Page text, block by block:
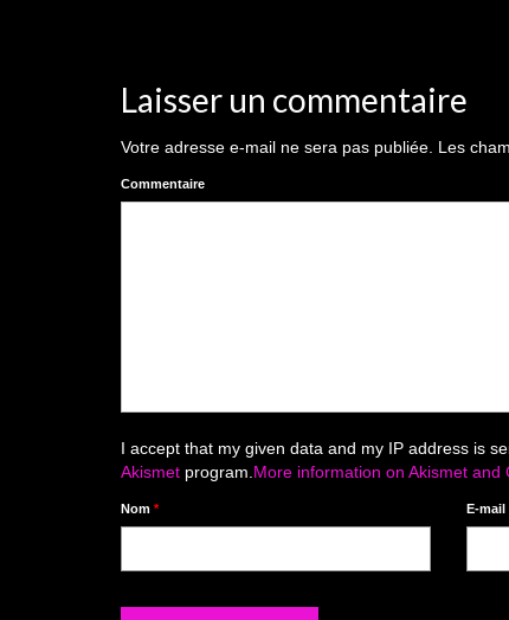
Laisser un commentaire
Votre adresse e-mail ne sera pas publiée. Les
Commentaire
I accept that my given data and my IP address is
Akismet program. More information on Akismet and
Nom * E-mail